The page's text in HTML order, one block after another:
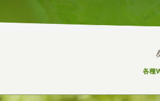
各種